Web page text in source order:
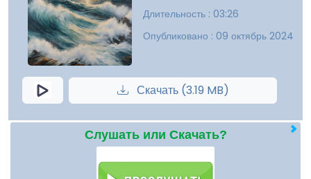
Длительность : 03:26
Опубликовано : 09 октябрь 2024
Скачать (3.19 MB)
Слушать или Скачать?